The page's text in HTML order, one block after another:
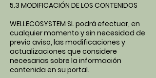
5.3 MODIFICACIÓN DE LOS CONTENIDOS
WELLECOSYSTEM SL podrá efectuar, en
cualquier momento y sin necesidad de
previo aviso, las modificaciones y
actualizaciones que considere
necesarias sobre la información
contenida en su portal.